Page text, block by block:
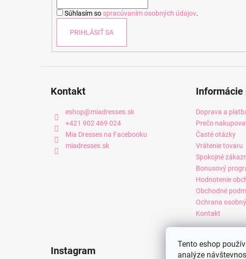
Tento eshop
analýze
Súhlasím so spracúvaním osobných údajov.
PRIHLÁSIŤ SA
Kontakt
eshop@miadresses.sk
+421 902 469 024
Mia Dresses na Facebooku
miadresses.sk
Informácie
Doprava a
Prečo
Časté otázky
Vrátenie tovaru
Spokojné
Bonusový
Hodnotenie
Obchodné
Ochrana
Kontakt
Instagram